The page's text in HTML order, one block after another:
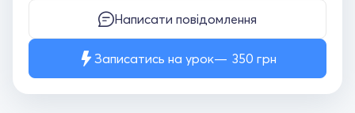
Написати повідомлення
Записатись на урок 350 грн